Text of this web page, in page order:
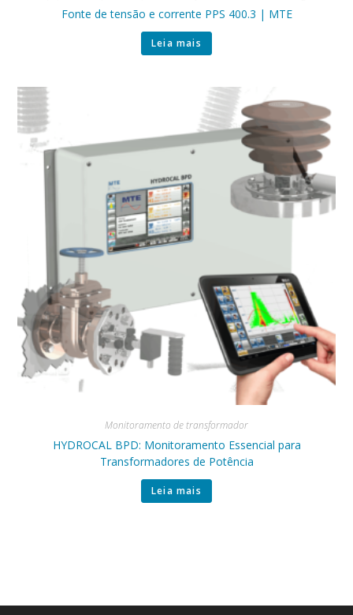
Fonte de tensão e corrente PPS 400.3 | MTE
Leia mais
Monitoramento de transformador
HYDROCAL BPD: Monitoramento Essencial para
Transformadores de Potência
Leia mais